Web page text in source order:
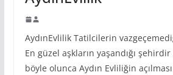
AydınEvlilik Tatilcilerin
En güzel aşkların yaşandığı
böyle olunca Aydın Evliliğin